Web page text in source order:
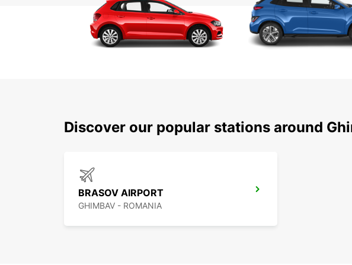
Discover our popular stations around
BRASOV AIRPORT
GHIMBAV - ROMANIA